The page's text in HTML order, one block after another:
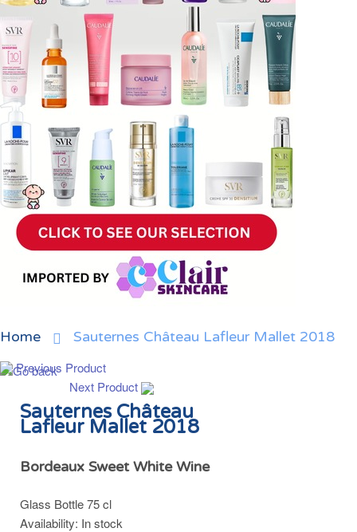
Home Sauternes Château Lafleur Mallet 2018
Previous Product
Next Product
Sauternes Château
Lafleur Mallet 2018
Bordeaux Sweet White Wine
Glass Bottle 75 cl
Availability: In stock